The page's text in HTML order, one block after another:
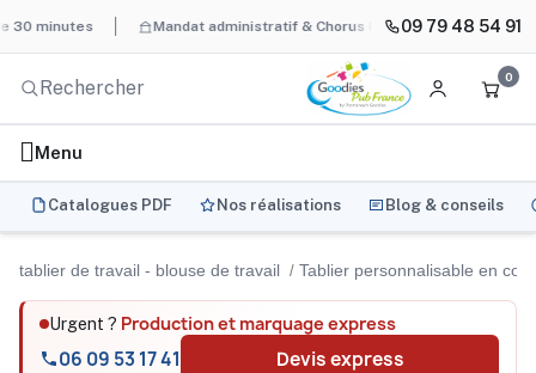
Mandat administratif & Chorus Pro BAT
09 79 48 54 91
0
Menu
Catalogues PDF Nos réalisations Blog & conseils
tablier de travail - blouse de travail Tablier personnalisable en
Urgent ? Production et marquage express
06 09 53 17 41 Devis express